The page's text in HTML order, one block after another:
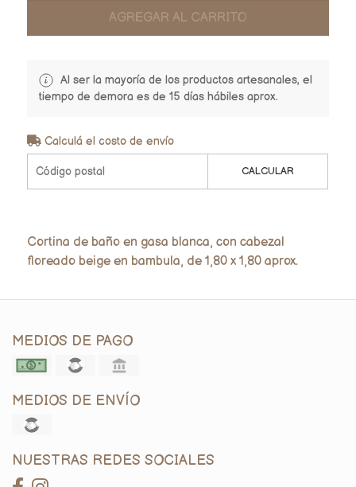
AGREGAR AL CARRITO
Al ser la mayoría de los productos artesanales, el
tiempo de demora es de 15 días hábiles aprox.
Calculá el costo de envío
CALCULAR
Cortina de baño en gasa blanca, con cabezal
floreado beige en bambula, de 1,80 x 1,80 aprox.
MEDIOS DE PAGO
MEDIOS DE ENVÍO
NUESTRAS REDES SOCIALES